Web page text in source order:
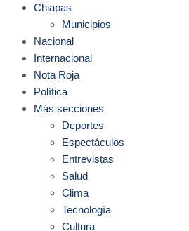
Chiapas
Municipios
Nacional
Internacional
Nota Roja
Política
Más secciones
Deportes
Espectáculos
Entrevistas
Salud
Clima
Tecnología
Cultura